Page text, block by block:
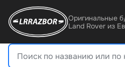
Оригинальные
Land Rover из